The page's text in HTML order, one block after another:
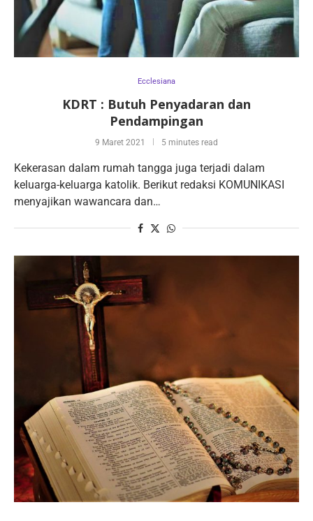
Ecclesiana
KDRT : Butuh Penyadaran dan
Pendampingan
9 Maret 2021 5 minutes read
Kekerasan dalam rumah tangga juga terjadi dalam
keluarga-keluarga katolik. Berikut redaksi KOMUNIKASI
menyajikan wawancara dan…